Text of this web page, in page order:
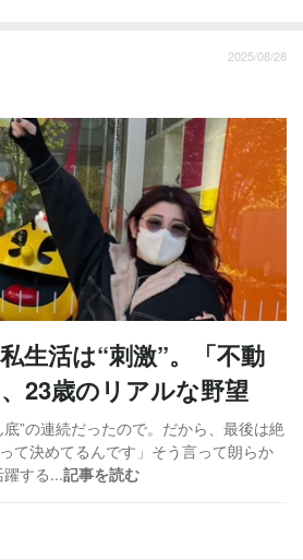
2025/08/28
生活は“刺激”。「不動
23歳のリアルな野望
底”の連続だったので。だから、最後は絶
て決めてるんです」そう言って朗らか
する...記事を読む